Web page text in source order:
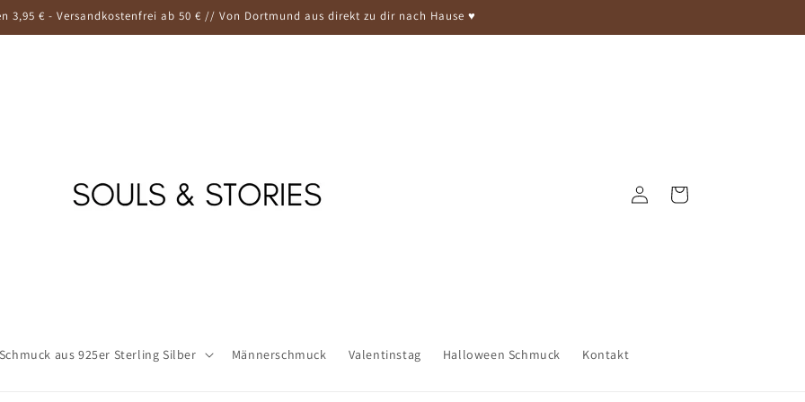
3,95 € - Versandkostenfrei ab 50 € // Von Dortmund aus direkt zu dir nach Hause ♥︎
aus 925er Sterling Silber Männerschmuck Valentinstag Halloween Schmuck Kontakt
EinloggenWarenkorb